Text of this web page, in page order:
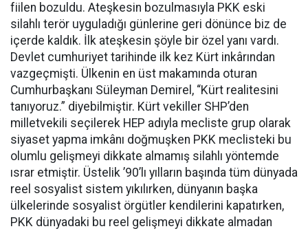
fiilen bozuldu. Ateşkesin bozulmasıyla PKK eski
silahlı terör uyguladığı günlerine geri dönünce biz de
içerde kaldık. İlk ateşkesin şöyle bir özel yanı vardı.
Devlet cumhuriyet tarihinde ilk kez Kürt inkârından
vazgeçmişti. Ülkenin en üst makamında oturan
Cumhurbaşkanı Süleyman Demirel, “Kürt realitesini
tanıyoruz.” diyebilmiştir. Kürt vekiller SHP’den
milletvekili seçilerek HEP adıyla mecliste grup olarak
siyaset yapma imkânı doğmuşken PKK meclisteki bu
olumlu gelişmeyi dikkate almamış silahlı yöntemde
ısrar etmiştir. Üstelik ’90’lı yılların başında tüm dünyada
reel sosyalist sistem yıkılırken, dünyanın başka
ülkelerinde sosyalist örgütler kendilerini kapatırken,
PKK dünyadaki bu reel gelişmeyi dikkate almadan